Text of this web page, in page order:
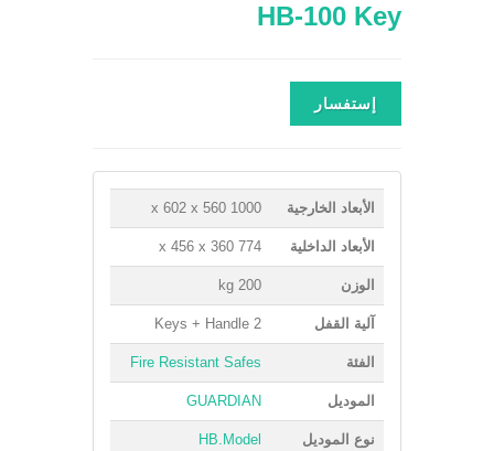
HB-100 Key
إستفسار
الأبعاد الخارجية 1000 x 602 x 560
الأبعاد الداخلية 774 x 456 x 360
الوزن 200 kg
آلية القفل 2 Keys + Handle
الفئة Fire Resistant Safes
الموديل GUARDIAN
نوع الموديل HB.Model